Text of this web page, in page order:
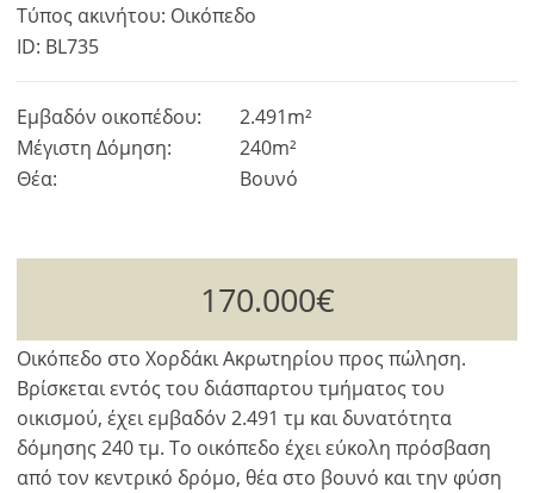
Τύπος ακινήτου: Οικόπεδο
ID: BL735
Εμβαδόν οικοπέδου:
2.491m²
Μέγιστη Δόμηση:
240m²
Θέα:
Βουνό
170.000€
Οικόπεδο στο Χορδάκι Ακρωτηρίου προς πώληση.
Βρίσκεται εντός του διάσπαρτου τμήματος του
οικισμού, έχει εμβαδόν 2.491 τμ και δυνατότητα
δόμησης 240 τμ. Το οικόπεδο έχει εύκολη πρόσβαση
από τον κεντρικό δρόμο, θέα στο βουνό και την φύση